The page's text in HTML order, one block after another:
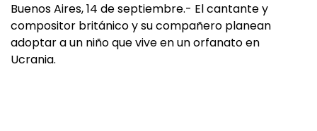
Buenos Aires, 14 de septiembre.- El cantante y
compositor británico y su compañero planean
adoptar a un niño que vive en un orfanato en
Ucrania.